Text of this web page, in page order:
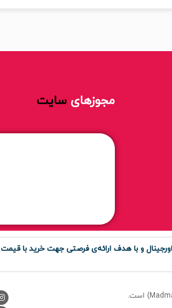
مجوزهای سایت
و با هدف ارائه‌ی فرصتی جهت خرید با قیمت